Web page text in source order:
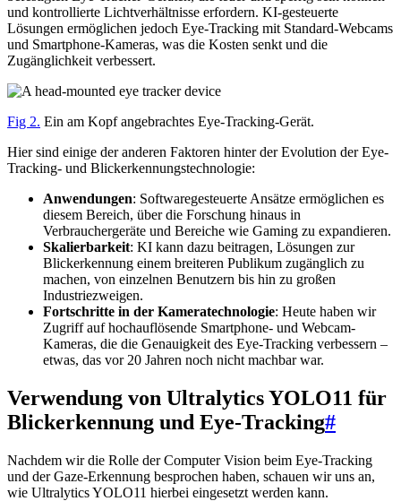
und kontrollierte Lichtverhältnisse erfordern. KI-gesteuerte
Lösungen ermöglichen jedoch Eye-Tracking mit Standard-Webcams
und Smartphone-Kameras, was die Kosten senkt und die
Zugänglichkeit verbessert.
Fig 2. Ein am Kopf angebrachtes Eye-Tracking-Gerät.
Hier sind einige der anderen Faktoren hinter der Evolution der Eye-
Tracking- und Blickerkennungstechnologie:
Anwendungen: Softwaregesteuerte Ansätze ermöglichen es
diesem Bereich, über die Forschung hinaus in
Verbrauchergeräte und Bereiche wie Gaming zu expandieren.
Skalierbarkeit: KI kann dazu beitragen, Lösungen zur
Blickerkennung einem breiteren Publikum zugänglich zu
machen, von einzelnen Benutzern bis hin zu großen
Industriezweigen.
Fortschritte in der Kameratechnologie: Heute haben wir
Zugriff auf hochauflösende Smartphone- und Webcam-
Kameras, die die Genauigkeit des Eye-Tracking verbessern –
etwas, das vor 20 Jahren noch nicht machbar war.
Verwendung von Ultralytics YOLO11 für
Blickerkennung und Eye-Tracking#
Nachdem wir die Rolle der Computer Vision beim Eye-Tracking
und der Gaze-Erkennung besprochen haben, schauen wir uns an,
wie Ultralytics YOLO11 hierbei eingesetzt werden kann.